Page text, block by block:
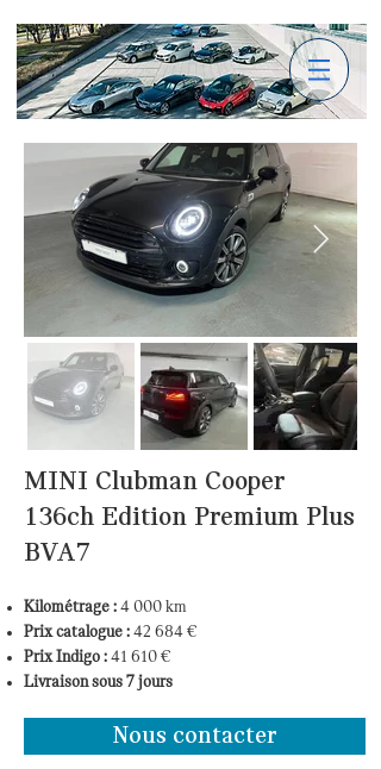
MINI Clubman Cooper
136ch Edition Premium Plus
BVA7
Kilométrage : 4 000 km
Prix catalogue : 42 684 €
Prix Indigo : 41 610 €
Livraison sous 7 jours
Nous contacter